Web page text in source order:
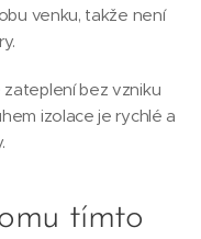
venku, takže není
bez vzniku
izolace je rychlé a
tímto